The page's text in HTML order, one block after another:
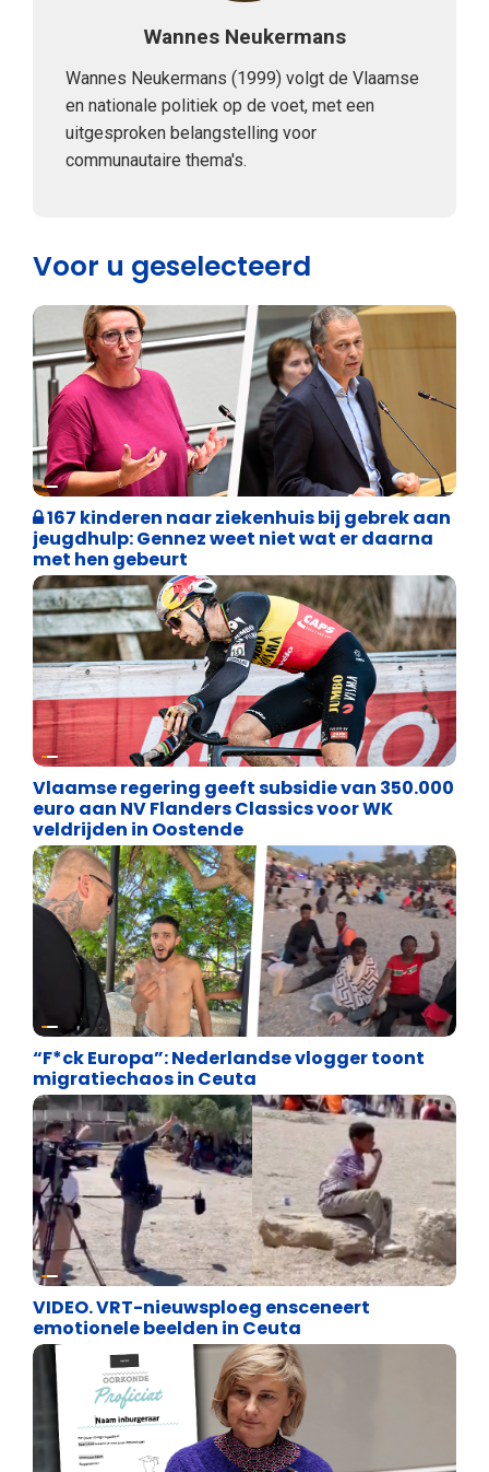
Wannes Neukermans
Wannes Neukermans (1999) volgt de Vlaamse
en nationale politiek op de voet, met een
uitgesproken belangstelling voor
communautaire thema's.
Voor u geselecteerd
Binnenland politiek
167 kinderen naar ziekenhuis bij gebrek aan
jeugdhulp: Gennez weet niet wat er daarna
met hen gebeurt
Binnenland politiek
Vlaamse regering geeft subsidie van 350.000
euro aan NV Flanders Classics voor WK
veldrijden in Oostende
Asiel en Migratie
“F*ck Europa”: Nederlandse vlogger toont
migratiechaos in Ceuta
Cultuuroorlog
VIDEO. VRT-nieuwsploeg ensceneert
emotionele beelden in Ceuta